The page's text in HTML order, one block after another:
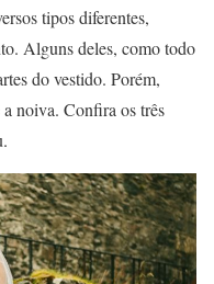
tipos diferentes,
Alguns deles, como todo
do vestido. Porém,
noiva. Confira os três